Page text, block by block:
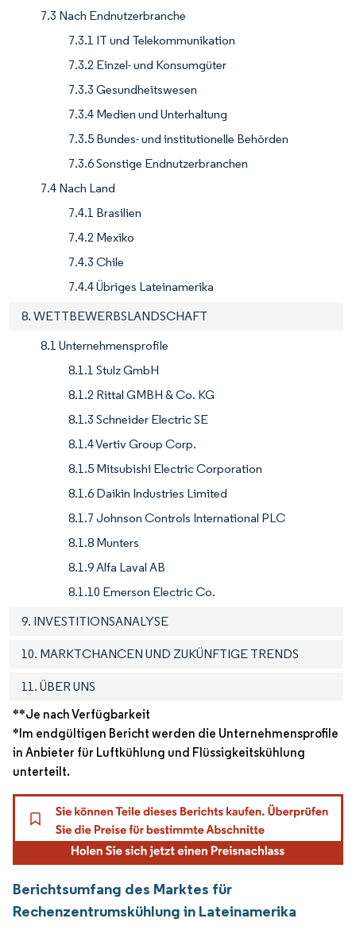
7.3 Nach Endnutzerbranche
7.3.1 IT und Telekommunikation
7.3.2 Einzel- und Konsumgüter
7.3.3 Gesundheitswesen
7.3.4 Medien und Unterhaltung
7.3.5 Bundes- und institutionelle Behörden
7.3.6 Sonstige Endnutzerbranchen
7.4 Nach Land
7.4.1 Brasilien
7.4.2 Mexiko
7.4.3 Chile
7.4.4 Übriges Lateinamerika
8. WETTBEWERBSLANDSCHAFT
8.1 Unternehmensprofile
8.1.1 Stulz GmbH
8.1.2 Rittal GMBH & Co. KG
8.1.3 Schneider Electric SE
8.1.4 Vertiv Group Corp.
8.1.5 Mitsubishi Electric Corporation
8.1.6 Daikin Industries Limited
8.1.7 Johnson Controls International PLC
8.1.8 Munters
8.1.9 Alfa Laval AB
8.1.10 Emerson Electric Co.
9. INVESTITIONSANALYSE
10. MARKTCHANCEN UND ZUKÜNFTIGE TRENDS
11. ÜBER UNS
**Je nach Verfügbarkeit
*Im endgültigen Bericht werden die Unternehmensprofile
in Anbieter für Luftkühlung und Flüssigkeitskühlung
unterteilt.
Berichtsumfang des Marktes für
Rechenzentrumskühlung in Lateinamerika